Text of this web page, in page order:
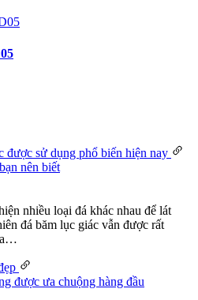
nên biết
nhiều loại đá khác nhau để lát
đá băm lục giác vẫn được rất
được ưa chuộng hàng đầu